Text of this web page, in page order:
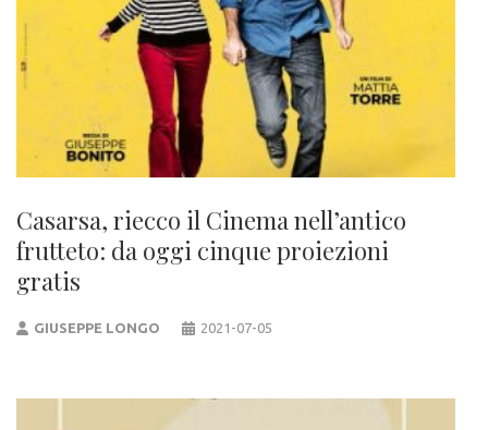
Casarsa, riecco il Cinema nell’antico
frutteto: da oggi cinque proiezioni
gratis
GIUSEPPE LONGO 2021-07-05